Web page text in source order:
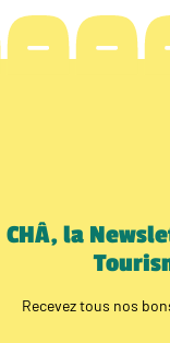
CHÂ, la
Recevez tous nos